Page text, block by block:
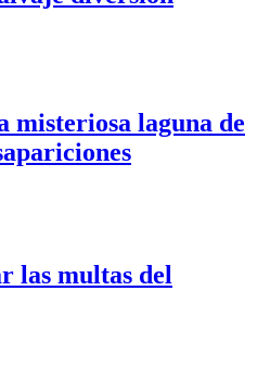
misteriosa laguna de
las multas del